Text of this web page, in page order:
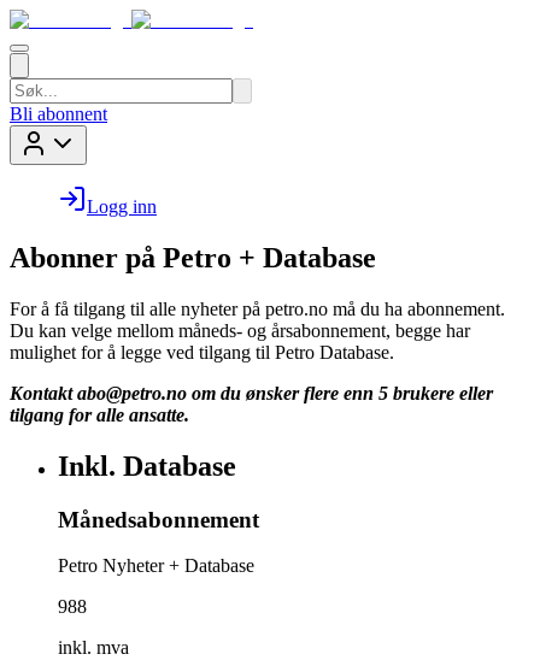
Bli abonnent
Logg inn
Abonner på Petro + Database
For å få tilgang til alle nyheter på petro.no må du ha abonnement.
Du kan velge mellom måneds- og årsabonnement, begge har
mulighet for å legge ved tilgang til Petro Database.
Kontakt abo@petro.no om du ønsker flere enn 5 brukere eller
tilgang for alle ansatte.
Inkl. Database
Månedsabonnement
Petro Nyheter + Database
988
inkl. mva